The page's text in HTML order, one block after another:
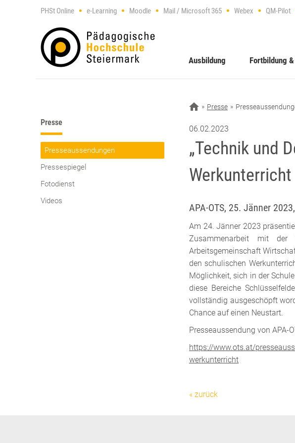
PHSt Online e-Learning Moodle Mail / Microsoft 365 Webex QM-Pilot
Ausbildung Fortbildung
Presse
Presseaussendungen
Pressespiegel
Fotodienst
Videos
Presse
06.02.2023
„Technik und
Werkunterricht
APA-OTS, 25. Jänner
Am 24. Jänner 2023
Zusammenarbeit mit der
Arbeitsgemeinschaft
den schulischen
Möglichkeit, sich in der
diese Bereiche
vollständig ausgeschöpft
Chance auf einen Neustart.
Presseaussendung von APA-
https://www.ots.at/
werkunterricht
« zurück